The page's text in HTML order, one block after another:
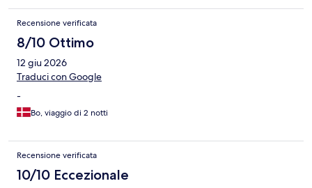
Recensione verificata
8/10 Ottimo
12 giu 2026
Traduci con Google
-
Bo, viaggio di 2 notti
Recensione verificata
10/10 Eccezionale